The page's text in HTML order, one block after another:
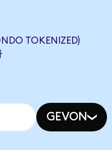
TOKENIZED)
GEVON